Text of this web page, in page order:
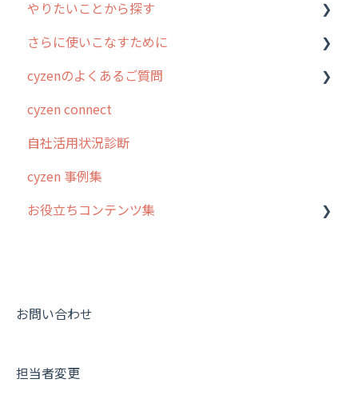
2. 主要機能の概要
3. cyzenの位置情報取得について
4. cyzen利用前の準備：システム管理者編
5. 基本的な使い方：システム管理者編
6. 基本的な使い方：ユーザー編
7. 初心者向けよくある質問集
8. 用語集
【業界業種別】cyzen設定方法
ユーザー・グループ管理
行動管理
予定管理
スポット
ステータス・主観
報告書・行動種別
勤怠管理
帳票出力
商品
アプリの使い始め
ホーム画面
スポット
報告閲覧
予定
日報
履歴
パフォーマンス
お知らせ
やりたいことから探す
行動管理
勤怠管理
予定管理
スポット
ステータス・主観
報告書・行動種別
活動通知
商品
さらに使いこなすために
はじめに
スポット・ステータス関連オプション
交通費自動計算
安全走行支援
写真管理・高画質化
その他オプション
契約・その他
cyzenのよくあるご質問
ログインについて
グループ・ユーザーについて
GPS・位置情報 について
ルート自動記録 について
報告書について
メンバー画面について
cyzen connect
自社活用状況診断
cyzen 事例集
お役立ちコンテンツ集
動画集：共通
お問い合わせ
担当者変更